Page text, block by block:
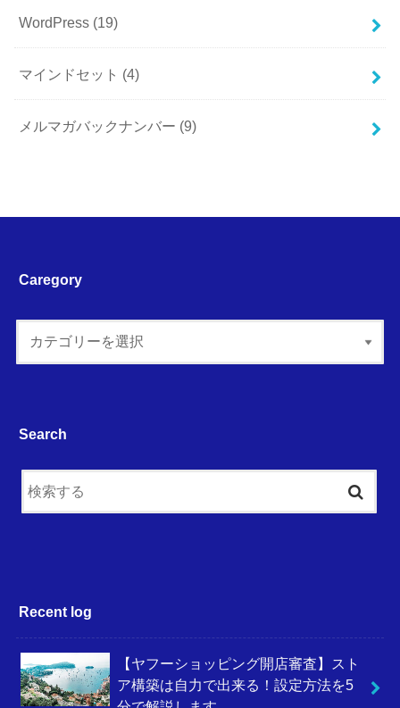
WordPress (19)
マインドセット (4)
メルマガバックナンバー (9)
Caregory
Search
Recent log
【ヤフーショッピング開店審査】スト
ア構築は自力で出来る！設定方法を5